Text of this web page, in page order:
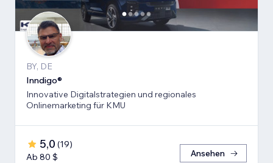
BY, DE
Inndigo®
Innovative Digitalstrategien und regionales
Onlinemarketing für KMU
5,0 (19)
Ab 80 $
Ansehen